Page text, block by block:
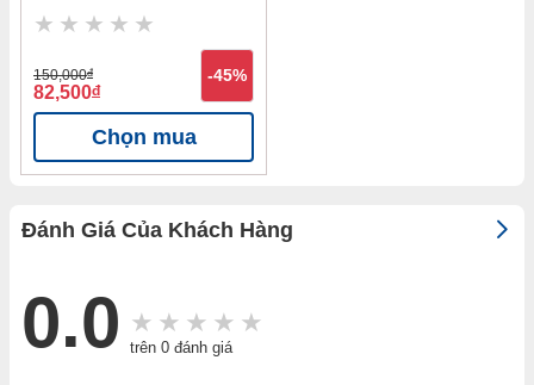
cắt 120mm Nanoco
150,000đ
82,500đ
-45%
Chọn mua
Đánh Giá Của Khách Hàng
0.0 trên 0 đánh giá